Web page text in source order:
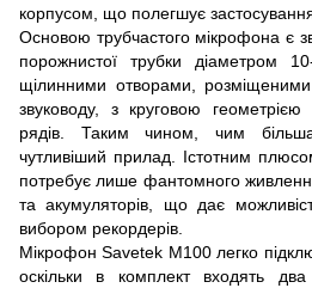
корпусом, що полегшує застосування
Основою трубчастого мікрофона є
порожнистої трубки діаметром
щілинними отворами,
звуководу, з круговою
рядів. Таким чином, чим
чутливіший прилад. Істотним
потребує лише фантомного
та акумуляторів, що дає
вибором рекордерів.
Мікрофон Savetek M100 легко
оскільки в комплект входять